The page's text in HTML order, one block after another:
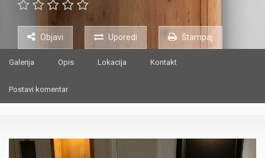
Objavi Uporedi Štampaj
Galerija Opis Lokacija Kontakt
Postavi komentar